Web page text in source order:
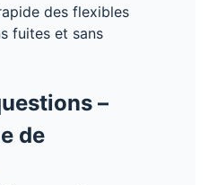
des flexibles
fuites et sans
–
de